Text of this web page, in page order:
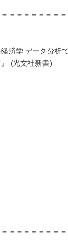
＝＝＝＝＝＝＝
済学 データ分析
(光文社新書)
＝＝＝＝＝＝＝